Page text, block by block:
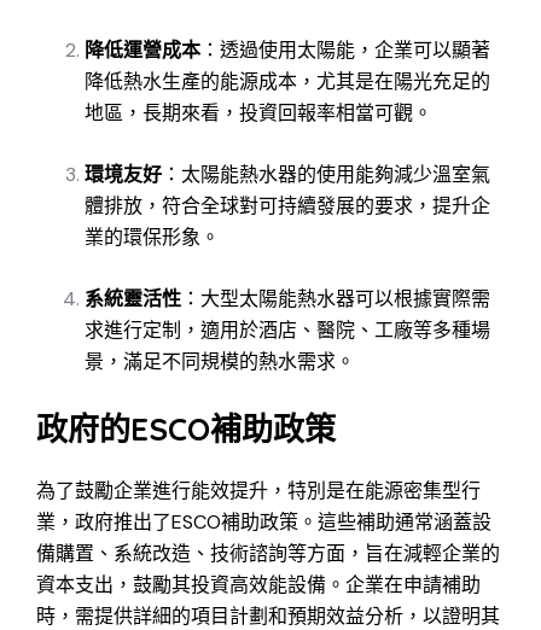
降低運營成本：透過使用太陽能，企業可以顯著
降低熱水生產的能源成本，尤其是在陽光充足的
地區，長期來看，投資回報率相當可觀。
環境友好 ：太陽能熱水器的使用能夠減少溫室氣
體排放，符合全球對可持續發展的要求，提升企
業的環保形象。
系統靈活性 ：大型太陽能熱水器可以根據實際需
求進行定制，適用於酒店、醫院、工廠等多種場
景，滿足不同規模的熱水需求。
政府的ESCO補助政策
為了鼓勵企業進行能效提升，特別是在能源密集型行
業，政府推出了ESCO補助政策。這些補助通常涵蓋設
備購置、系統改造、技術諮詢等方面，旨在減輕企業的
資本支出，鼓勵其投資高效能設備。企業在申請補助
時，需提供詳細的項目計劃和預期效益分析，以證明其